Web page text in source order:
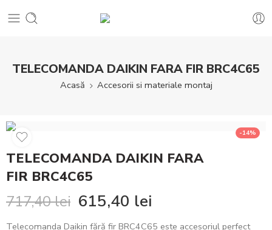
TELECOMANDA DAIKIN FARA FIR BRC4C65
Acasă Accesorii si materiale montaj
-14%
TELECOMANDA DAIKIN FARA
FIR BRC4C65
717,40lei 615,40 lei
Telecomanda Daikin fără fir BRC4C65 este accesoriul perfect